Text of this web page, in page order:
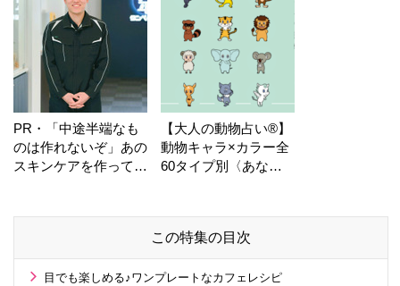
PR・「中途半端なも
のは作れないぞ」あの
スキンケアを作ってい
【大人の動物占い®】
動物キャラ×カラー全
60タイプ別〈あなた
この特集の目次
目でも楽しめる♪ワンプレートなカフェレシピ